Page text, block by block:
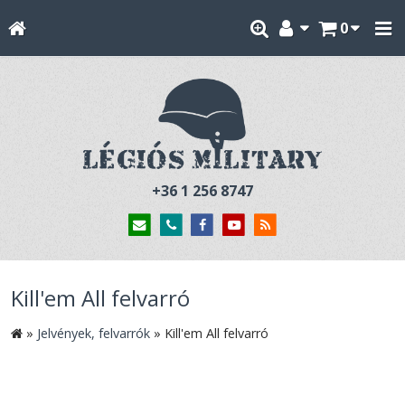
0
+36 1 256 8747
Kill'em All felvarró
» Jelvények, felvarrók » Kill'em All felvarró